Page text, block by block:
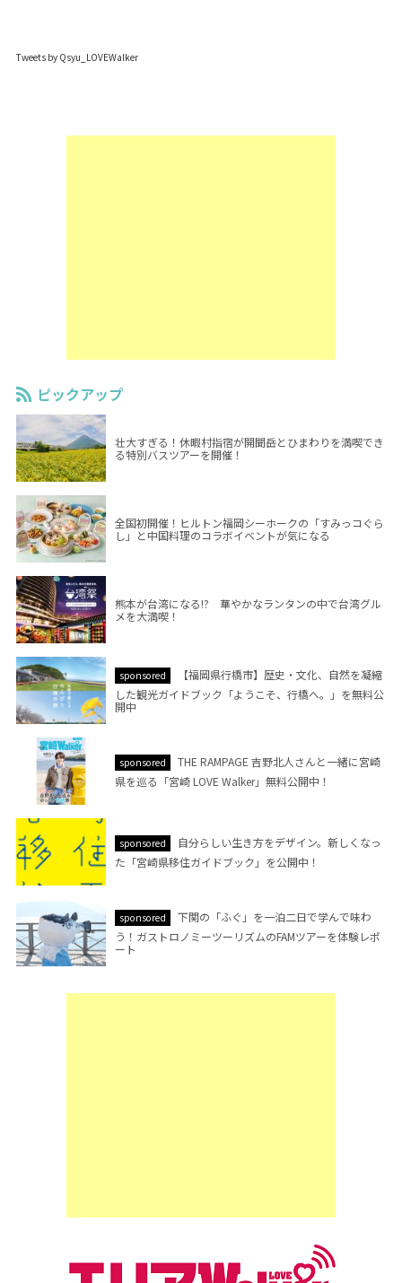
Tweets by Qsyu_LOVEWalker
ピックアップ
壮大すぎる！休暇村指宿が開聞岳とひまわりを満喫でき
る特別バスツアーを開催！
全国初開催！ヒルトン福岡シーホークの「すみっコぐら
し」と中国料理のコラボイベントが気になる
熊本が台湾になる!? 華やかなランタンの中で台湾グル
メを大満喫！
sponsored
【福岡県行橋市】歴史・文化、自然を凝縮
した観光ガイドブック「ようこそ、行橋へ。」を無料公
開中
sponsored
THE RAMPAGE 吉野北人さんと一緒に宮崎
県を巡る「宮崎 LOVE Walker」無料公開中！
sponsored
自分らしい生き方をデザイン。新しくなっ
た「宮崎県移住ガイドブック」を公開中！
sponsored
下関の「ふぐ」を一泊二日で学んで味わ
う！ガストロノミーツーリズムのFAMツアーを体験レポ
ート